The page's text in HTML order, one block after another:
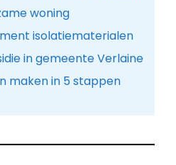
woning
isolatiematerialen
in gemeente Verlaine
maken in 5 stappen